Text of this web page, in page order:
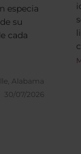
especia
su
cada
Alabama
30/07/2026